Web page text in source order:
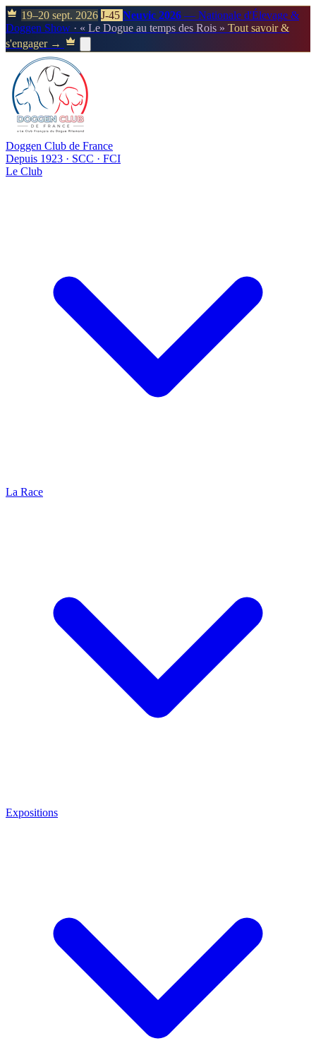
19–20 sept. 2026 J-45 Neuvic 2026 — Nationale d'Élevage &
Doggen Show · « Le Dogue au temps des Rois » Tout savoir &
s'engager →
Doggen Club de France
Depuis 1923 · SCC · FCI
Le Club
La Race
Expositions